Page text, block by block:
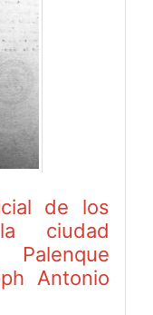
de los
ciudad
Antonio